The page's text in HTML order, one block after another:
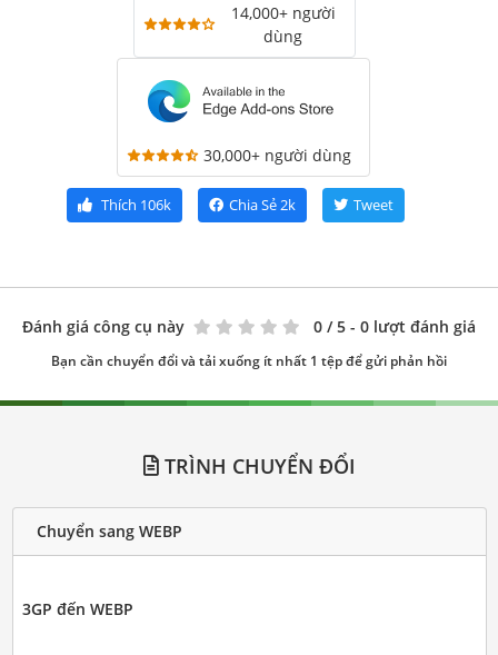
14,000+ người
dùng
30,000+ người dùng
Thích 106k Chia Sẻ2k Tweet
Đánh giá công cụ này 0 / 5 - 0 lượt đánh giá
Bạn cần chuyển đổi và tải xuống ít nhất 1 tệp để gửi phản hồi
TRÌNH CHUYỂN ĐỔI
Chuyển sang WEBP
3GP đến WEBP